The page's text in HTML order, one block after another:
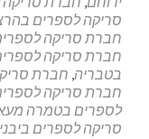
סריקה לספרים
חברת סריקה
חברת סריקה
בטבריה, חברת
חברת סריקה
לספרים בטמרה
סריקה לספרים